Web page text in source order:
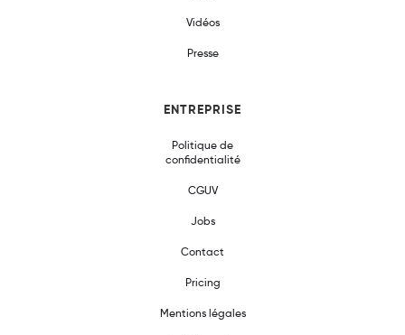
Vidéos
Presse
ENTREPRISE
Politique de
confidentialité
CGUV
Jobs
Contact
Pricing
Mentions légales